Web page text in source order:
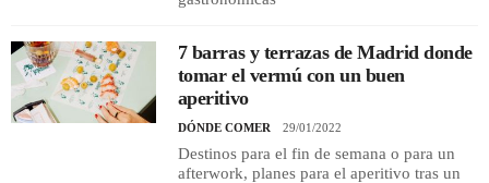
7 barras y terrazas de Madrid donde
tomar el vermú con un buen
aperitivo
DÓNDE COMER 29/01/2022
Destinos para el fin de semana o para un
afterwork, planes para el aperitivo tras un